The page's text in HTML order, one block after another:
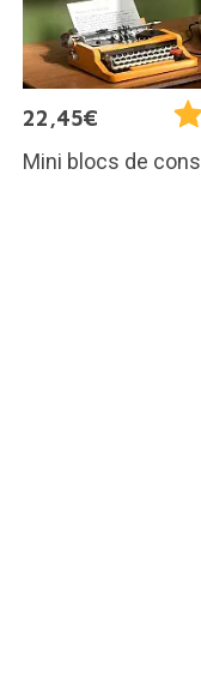
22,45€
Mini blocs de